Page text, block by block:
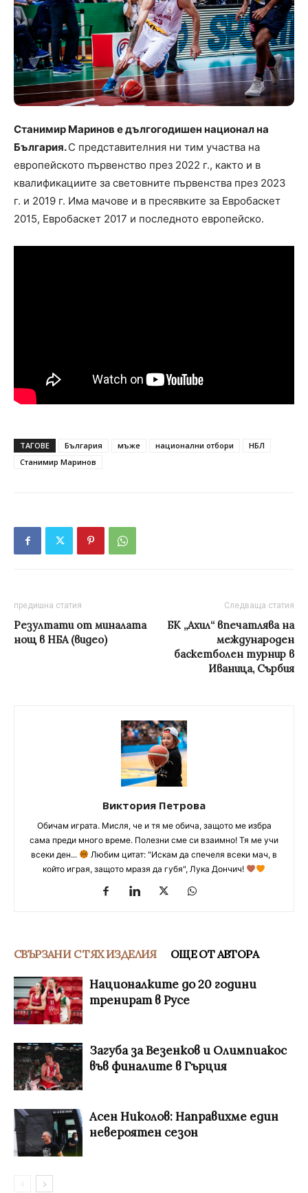
Станимир Маринов е дългогодишен национал на
България.С представителния ни тим участва на
европейското първенство през 2022 г., както и в
квалификациите за световните първенства през 2023
г. и 2019 г. Има мачове и в пресявките за Евробаскет
2015, Евробаскет 2017 и последното европейско.
ТАГОВЕ България мъже национални отбори
НБЛ
Станимир Маринов
предишна статия
Резултати от миналата
нощ в НБА (видео)
Следваща статия
БК „Ахил“ впечатлява на
международен
баскетболен турнир в
Иваница, Сърбия
Виктория Петрова
Обичам играта. Мисля, че и тя ме обича, защото ме избра
сама преди много време. Полезни сме си взаимно! Тя ме учи
всеки ден...
Любим цитат: "Искам да спечеля всеки мач, в
който играя, защото мразя да губя", Лука Дончич!
СВЪРЗАНИ С ТЯХ ИЗДЕЛИЯ ОЩЕ ОТ АВТОРА
Националките до 20 години
тренират в Русе
Загуба за Везенков и Олимпиакос
във финалите в Гърция
Асен Николов: Направихме един
невероятен сезон